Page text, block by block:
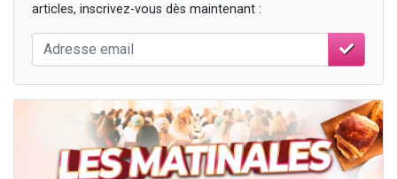
articles, inscrivez-vous dès maintenant :